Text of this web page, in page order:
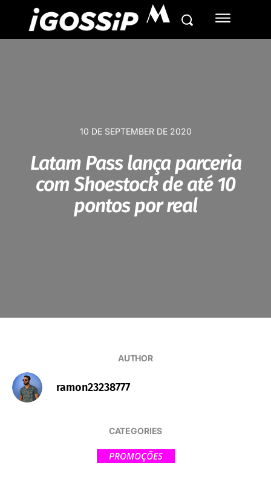
M
10 DE SEPTEMBER DE 2020
Latam Pass lança parceria
com Shoestock de até 10
pontos por real
AUTHOR
ramon23238777
CATEGORIES
PROMOÇÕES